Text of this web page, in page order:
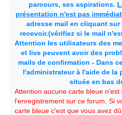
parcours, ses aspirations.
présentation n'est pas
adresse mail en cliquant
recevoir.(vérifiez si le mail
Attention les utilisateurs des
et live peuvent avoir des
mails de confirmation - Dans
l'administrateur à l'aide de
située en bas
Attention aucune carte bleue
l'enregistrement sur ce forum. Si
carte bleue c'est que vous avez